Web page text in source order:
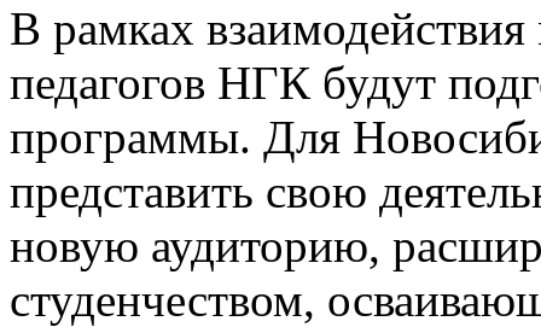
В рамках
педагогов НГК будут
программы. Для
представить свою
новую аудиторию,
студенчеством,